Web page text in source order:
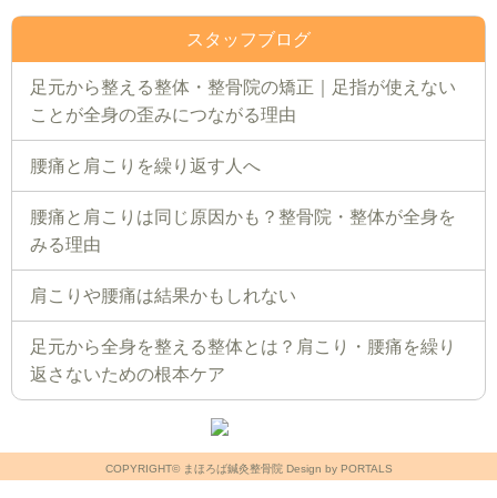
スタッフブログ
足元から整える整体・整骨院の矯正｜足指が使えない
ことが全身の歪みにつながる理由
腰痛と肩こりを繰り返す人へ
腰痛と肩こりは同じ原因かも？整骨院・整体が全身を
みる理由
肩こりや腰痛は結果かもしれない
足元から全身を整える整体とは？肩こり・腰痛を繰り
返さないための根本ケア
COPYRIGHT© まほろば鍼灸整骨院 Design by PORTALS